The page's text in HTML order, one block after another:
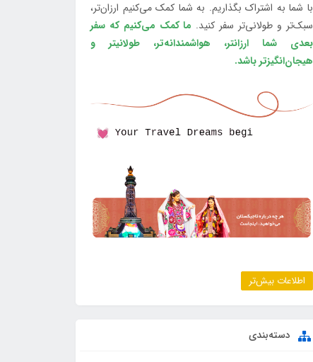
با شما به اشتراک بگذاریم. به شما کمک می‌کنیم ارزان‌تر،
سبک‌تر و طولانی‌تر سفر کنید. ما کمک می‌کنیم که سفر
بعدی شما ارزانتر، هواشمندانه‌تر، طولانی‎تر و
هیجان‌انگیزتر باشد.
اطلاعات بیش‌تر
دسته‌بندی